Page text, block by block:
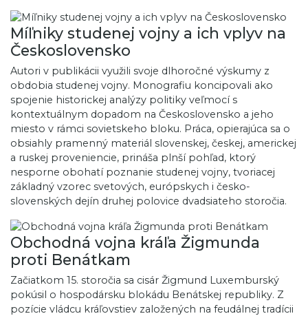
Míľniky studenej vojny a ich vplyv na
Československo
Autori v publikácii využili svoje dlhoročné výskumy z
obdobia studenej vojny. Monografiu koncipovali ako
spojenie historickej analýzy politiky veľmocí s
kontextuálnym dopadom na Československo a jeho
miesto v rámci sovietskeho bloku. Práca, opierajúca sa o
obsiahly pramenný materiál slovenskej, českej, americkej
a ruskej proveniencie, prináša plnší pohľad, ktorý
nesporne obohatí poznanie studenej vojny, tvoriacej
základný vzorec svetových, európskych i česko-
slovenských dejín druhej polovice dvadsiateho storočia.
Obchodná vojna kráľa Žigmunda
proti Benátkam
Začiatkom 15. storočia sa cisár Žigmund Luxemburský
pokúsil o hospodársku blokádu Benátskej republiky. Z
pozície vládcu kráľovstiev založených na feudálnej tradícii